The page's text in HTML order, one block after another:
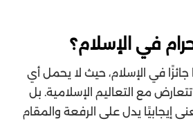
في الإسلام؟
جائزًا في الإسلام، حيث لا يحمل أي
مع التعاليم الإسلامية. بل
إيجابيًا يدل على الرفعة والمقام